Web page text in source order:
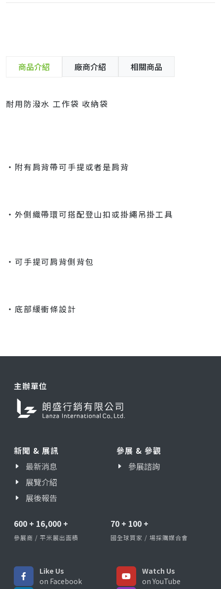
商品介紹 廠商介紹 相關商品
耐用防潑水 工作袋 收納袋
‧附有肩背帶可手提或者是肩背
‧外側織帶環可搭配登山扣或掛繩吊掛工具
‧可手提可肩背側背包
‧底部緩衝條設計
主辦單位
新聞 & 展訊
最新消息
展覽介紹
展後報告
參展 & 參觀
參展諮詢
600 + 16,000 +
參展商 / 平米展出面積
70 + 100 +
國全球買家 / 場採購媒合會
Like Us
on Facebook
Watch Us
on YouTube